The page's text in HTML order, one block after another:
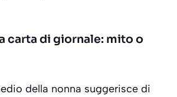
carta di giornale: mito o
della nonna suggerisce di